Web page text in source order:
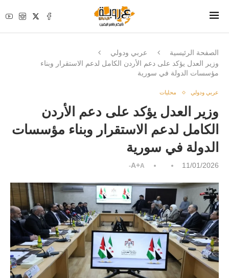
الصفحة الرئيسية
عربي ودولي
وزير العدل يؤكد على دعم الأردن الكامل لدعم الاستقرار وبناء
مؤسسات الدولة في سورية
عربي ودولي محليات
وزير العدل يؤكد على دعم الأردن
الكامل لدعم الاستقرار وبناء مؤسسات
الدولة في سورية
11/01/2026
A+A-